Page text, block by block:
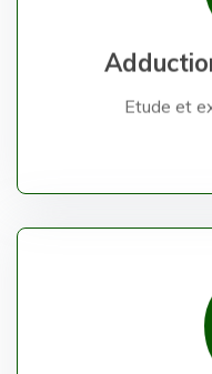
Etude et
Etude et
Etude et